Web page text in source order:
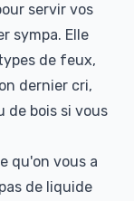
servir vos
sympa. Elle
de feux,
dernier cri,
de bois si vous
qu'on vous a
de liquide